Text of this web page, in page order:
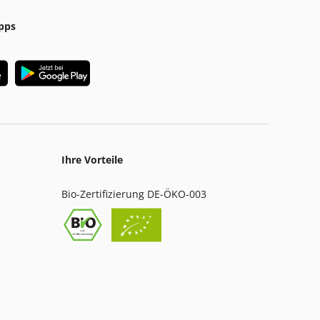
Ihre Vorteile
Bio-Zertifizierung DE-ÖKO-003